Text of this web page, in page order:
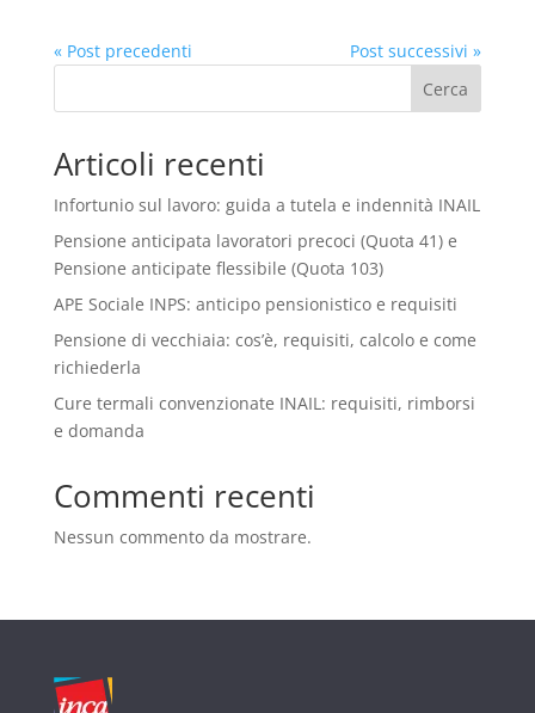
« Post precedenti
Post successivi »
Cerca
Articoli recenti
Infortunio sul lavoro: guida a tutela e indennità INAIL
Pensione anticipata lavoratori precoci (Quota 41) e
Pensione anticipate flessibile (Quota 103)
APE Sociale INPS: anticipo pensionistico e requisiti
Pensione di vecchiaia: cos’è, requisiti, calcolo e come
richiederla
Cure termali convenzionate INAIL: requisiti, rimborsi
e domanda
Commenti recenti
Nessun commento da mostrare.